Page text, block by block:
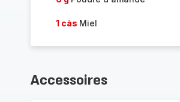
1 càs Miel
Accessoires